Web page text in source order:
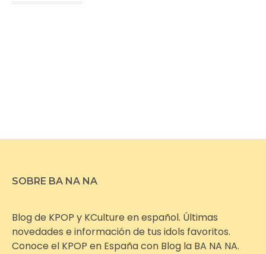
SOBRE BA NA NA
Blog de KPOP y KCulture en español. Últimas
novedades e información de tus idols favoritos.
Conoce el KPOP en España con Blog la BA NA NA.